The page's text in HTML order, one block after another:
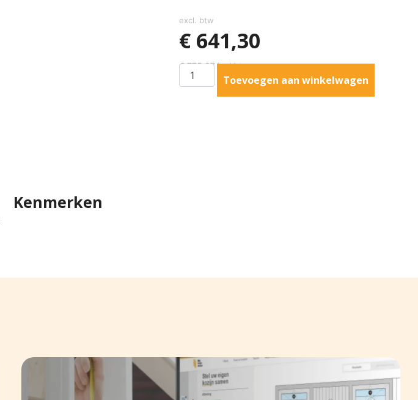
excl. btw
€641,30
€775,97 incl btw
Toevoegen aan winkelwagen
Kenmerken